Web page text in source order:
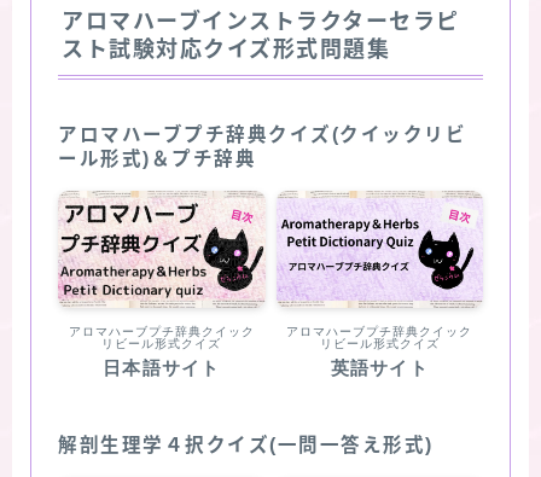
アロマハーブインストラクターセラピ
スト試験対応クイズ形式問題集
アロマハーブプチ辞典クイズ(クイックリビ
ール形式)＆プチ辞典
アロマハーブプチ辞典クイック
リビール形式クイズ
日本語サイト
アロマハーブプチ辞典クイック
リビール形式クイズ
英語サイト
解剖生理学４択クイズ(一問一答え形式)